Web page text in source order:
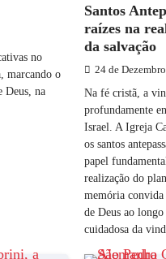
no
marcando o
Deus, na
Santos
raízes na
da salvação
24 de
Na fé cristã, a
profundamente
Israel. A Igreja
os santos
papel
realização do
memória
de Deus ao longo
cuidadosa da